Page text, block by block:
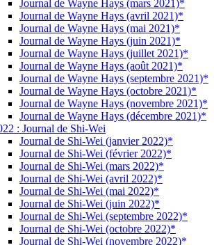
Journal de Wayne Hays (mars 2021)*
Journal de Wayne Hays (avril 2021)*
Journal de Wayne Hays (mai 2021)*
Journal de Wayne Hays (juin 2021)*
Journal de Wayne Hays (juillet 2021)*
Journal de Wayne Hays (août 2021)*
Journal de Wayne Hays (septembre 2021)*
Journal de Wayne Hays (octobre 2021)*
Journal de Wayne Hays (novembre 2021)*
Journal de Wayne Hays (décembre 2021)*
: Journal de Shi-Wei
Journal de Shi-Wei (janvier 2022)*
Journal de Shi-Wei (février 2022)*
Journal de Shi-Wei (mars 2022)*
Journal de Shi-Wei (avril 2022)*
Journal de Shi-Wei (mai 2022)*
Journal de Shi-Wei (juin 2022)*
Journal de Shi-Wei (septembre 2022)*
Journal de Shi-Wei (octobre 2022)*
Journal de Shi-Wei (novembre 2022)*